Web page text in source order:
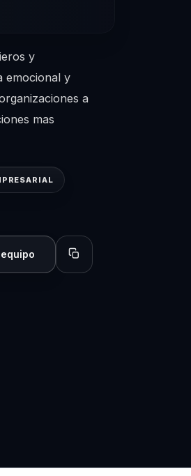
y
emocional y
a
mas
Copiar perfil para compartir